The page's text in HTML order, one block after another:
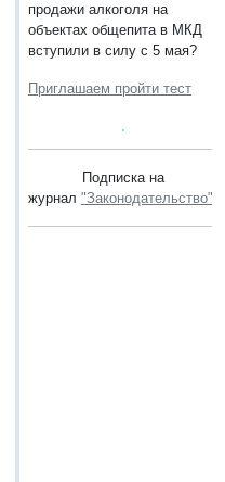
продажи алкоголя на
объектах общепита в МКД
вступили в силу с 5 мая?
Приглашаем пройти тест
Подписка на
журнал "Законодательство"